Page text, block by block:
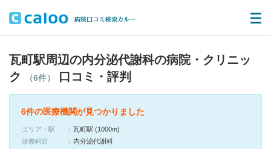
瓦町駅周辺の内分泌代謝科の病院・クリニッ
ク
（6件） 口コミ・評判
6件の医療機関が見つかりました
エリア・駅
瓦町駅 (1000m)
診療科目
内分泌代謝科